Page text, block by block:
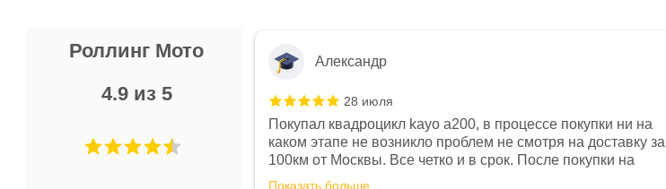
Роллинг Мото
4.9 из 5
Не понравились условия
и дают только на год)
Александр
28 июля
Покупал квадроцикл kayo a200, в процессе покупки ни на
каком этапе не возникло проблем не смотря на доставку за
100км от Москвы. Все четко и в срок. После покупки на
спидометре всегда был 0, при этом представители магазина
Показать больше